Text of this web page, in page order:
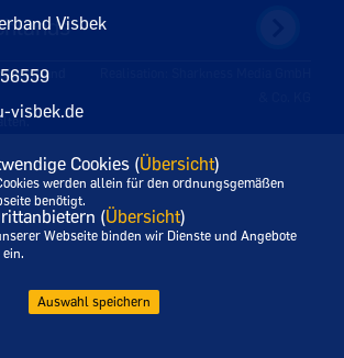
Visbek
visbek.de
Cookies (Übersicht)
werden allein für den ordnungsgemäßen
benötigt.
(Übersicht)
Webseite binden wir Dienste und Angebote
Auswahl speichern